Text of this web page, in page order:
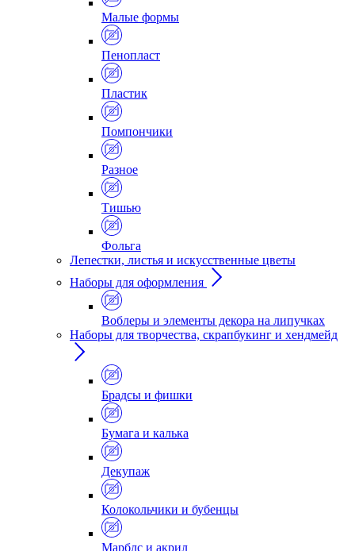
Малые формы
Пенопласт
Пластик
Помпончики
Разное
Тишью
Фольга
Лепестки, листья и искусственные цветы
Наборы для оформления
Воблеры и элементы декора на липучках
Наборы для творчества, скрапбукинг и хендмейд
Брадсы и фишки
Бумага и калька
Декупаж
Колокольчики и бубенцы
Марблс и акрил